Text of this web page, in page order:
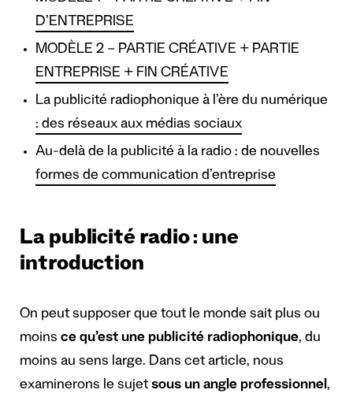
D’ENTREPRISE
MODÈLE 2 – PARTIE CRÉATIVE + PARTIE
ENTREPRISE + FIN CRÉATIVE
La publicité radiophonique à l’ère du numérique
: des réseaux aux médias sociaux
Au-delà de la publicité à la radio : de nouvelles
formes de communication d’entreprise
La publicité radio : une
introduction
On peut supposer que tout le monde sait plus ou
moins ce qu’est une publicité radiophonique, du
moins au sens large. Dans cet article, nous
examinerons le sujetsous un angle professionnel,